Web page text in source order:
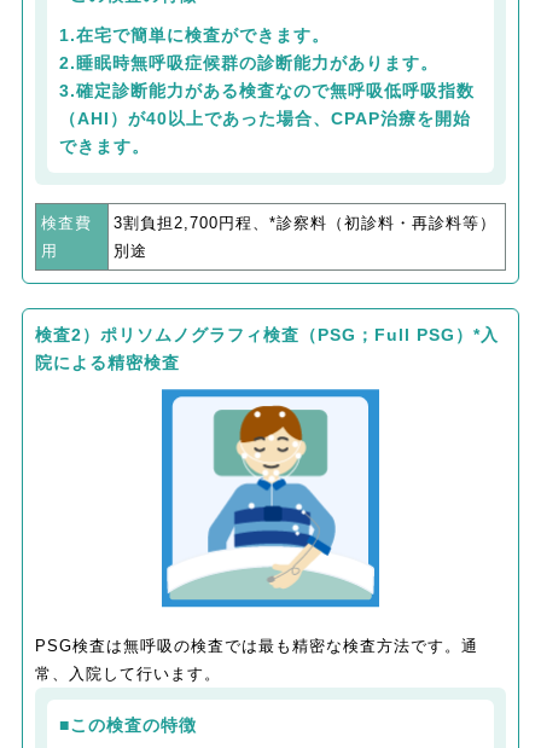
1.在宅で簡単に検査ができます。
2.睡眠時無呼吸症候群の診断能力があります。
3.確定診断能力がある検査なので無呼吸低呼吸指数
（AHI）が40以上であった場合、CPAP治療を開始
できます。
検査費
用
3割負担2,700円程、*診察料（初診料・再診料等）
別途
検査2）ポリソムノグラフィ検査（PSG；Full PSG）*入
院による精密検査
PSG検査は無呼吸の検査では最も精密な検査方法です。通
常、入院して行います。
■この検査の特徴